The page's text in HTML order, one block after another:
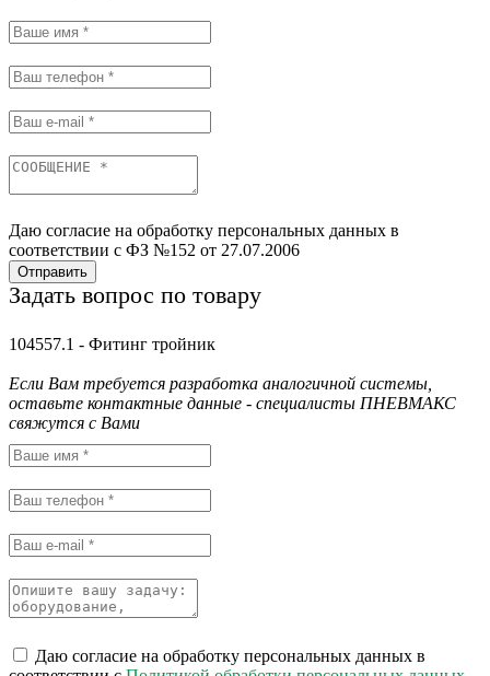
Даю согласие на обработку персональных данных в
соответствии с ФЗ №152 от 27.07.2006
Отправить
Задать вопрос по товару
104557.1 - Фитинг тройник
Если Вам требуется разработка аналогичной системы,
оставьте контактные данные - специалисты ПНЕВМАКС
свяжутся с Вами
Даю согласие на обработку персональных данных в